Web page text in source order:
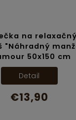
vankúš
Fialová